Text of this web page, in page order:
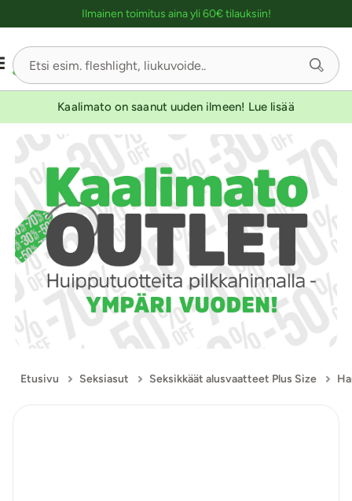
Ilmainen toimitus aina yli 60€ tilauksiin!
Kaalimato on saanut uuden ilmeen! Lue lisää
Etusivu Seksiasut Seksikkäät alusvaatteet Plus Size